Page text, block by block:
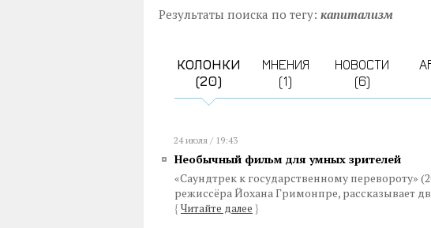
Результаты поиска по тегу: капитализм
КОЛОНКИ
(20)
МНЕНИЯ
(1)
НОВОСТИ
(6)
24 июля / 19:43
Необычный фильм для умных зрителей
«Саундтрек к государственному
режиссёра Йохана Гримонпре, рассказывает
{ Читайте далее }